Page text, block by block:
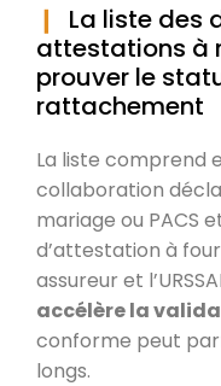
La liste des
attestations à
prouver le
rattachement
La liste comprend
collaboration
mariage ou PACS
d’attestation à
assureur et
accélère la
conforme peut
longs.